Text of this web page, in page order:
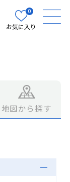
0
お気に入り
地図から探す